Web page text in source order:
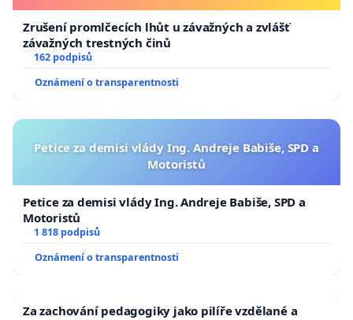
Zrušení promlčecích lhůt u závažných a zvlášť
závažných trestných činů
162 podpisů
Oznámení o transparentnosti
Petice za demisi vlády Ing. Andreje Babiše, SPD a
Motoristů
Petice za demisi vlády Ing. Andreje Babiše, SPD a
Motoristů
1 818 podpisů
Oznámení o transparentnosti
Za zachování pedagogiky jako pilíře vzdělané a